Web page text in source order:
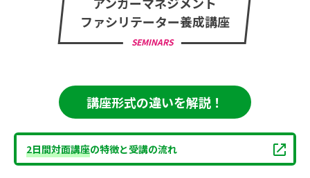
ファシリテーター養成講座
SEMINARS
講座形式の違いを解説！
2日間対面講座の特徴と受講の流れ